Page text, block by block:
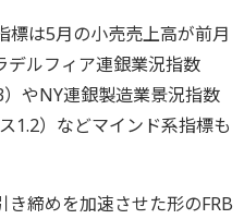
標は5月の小売売上高が前月
デルフィア連銀業況指数
やNY連銀製造業景況指数
1.2）などマインド系指標も
締めを加速させた形のFRB